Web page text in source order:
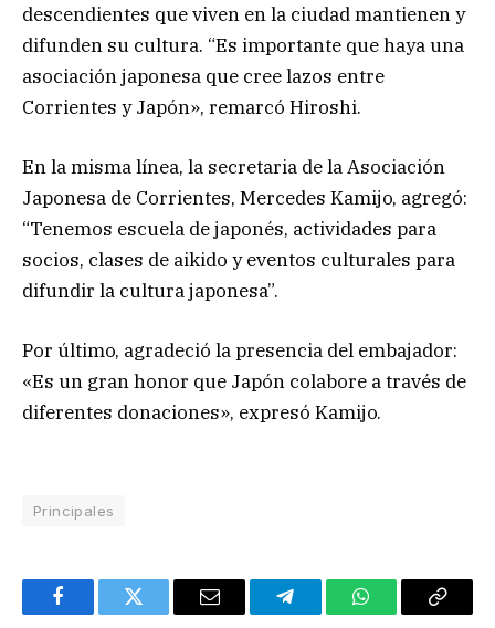
descendientes que viven en la ciudad mantienen y
difunden su cultura. “Es importante que haya una
asociación japonesa que cree lazos entre
Corrientes y Japón», remarcó Hiroshi.
En la misma línea, la secretaria de la Asociación
Japonesa de Corrientes, Mercedes Kamijo, agregó:
“Tenemos escuela de japonés, actividades para
socios, clases de aikido y eventos culturales para
difundir la cultura japonesa”.
Por último, agradeció la presencia del embajador:
«Es un gran honor que Japón colabore a través de
diferentes donaciones», expresó Kamijo.
Principales
FacebookTwitter Email TelegramWhatsAppCopy